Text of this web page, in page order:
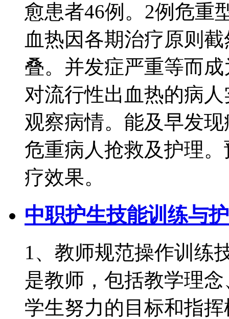
愈患者46例。2例危重
血热因各期治疗原则
叠。并发症严重等而
对流行性出血热的病
观察病情。能及早发
危重病人抢救及护理
疗效果。
中职护生技能训练与
1、教师规范操作训练
是教师，包括教学理
学生努力的目标和指